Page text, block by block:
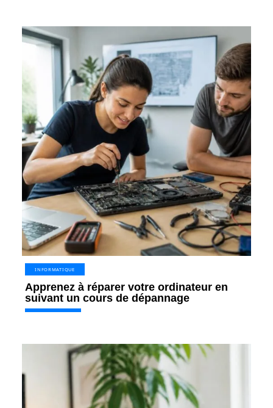
INFORMATIQUE
Apprenez à réparer votre ordinateur en
suivant un cours de dépannage